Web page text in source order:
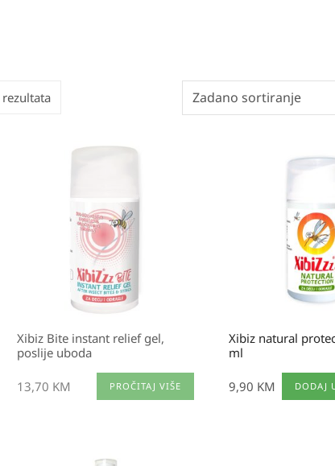
rezultata
Xibiz Bite instant relief gel,
poslije uboda
13,70 KM PROČITAJ VIŠE
Xibiz natural
ml
9,90 KM DODAJ